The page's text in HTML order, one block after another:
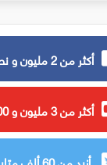
أكثر من 2 مليون و نصف معجب
أكثر من 3 مليون و 800 ألف متابع